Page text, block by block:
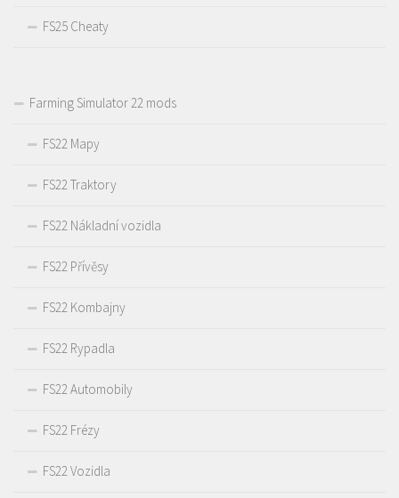
FS25 Cheaty
Farming Simulator 22 mods
FS22 Mapy
FS22 Traktory
FS22 Nákladní vozidla
FS22 Přívěsy
FS22 Kombajny
FS22 Rypadla
FS22 Automobily
FS22 Frézy
FS22 Vozidla